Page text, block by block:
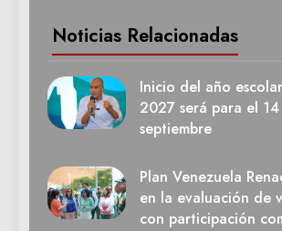
Noticias Relacionadas
Inicio del año
2027 será para el
septiembre
Plan Venezuela
en la evaluación de
con participación